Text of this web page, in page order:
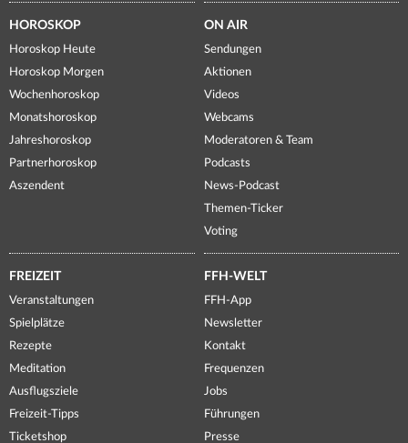
HOROSKOP
Horoskop Heute
Horoskop Morgen
Wochenhoroskop
Monatshoroskop
Jahreshoroskop
Partnerhoroskop
Aszendent
ON AIR
Sendungen
Aktionen
Videos
Webcams
Moderatoren & Team
Podcasts
News-Podcast
Themen-Ticker
Voting
FREIZEIT
Veranstaltungen
Spielplätze
Rezepte
Meditation
Ausflugsziele
Freizeit-Tipps
Ticketshop
FFH-WELT
FFH-App
Newsletter
Kontakt
Frequenzen
Jobs
Führungen
Presse